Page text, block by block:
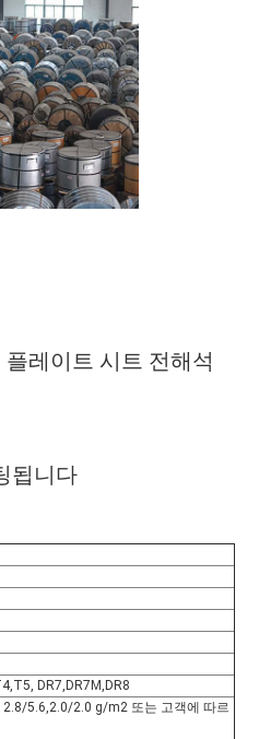
레이트 시트 전해석
됩니다
DR7,DR7M,DR8
5.6,2.0/2.0 g/m2 또는 고객에 따르